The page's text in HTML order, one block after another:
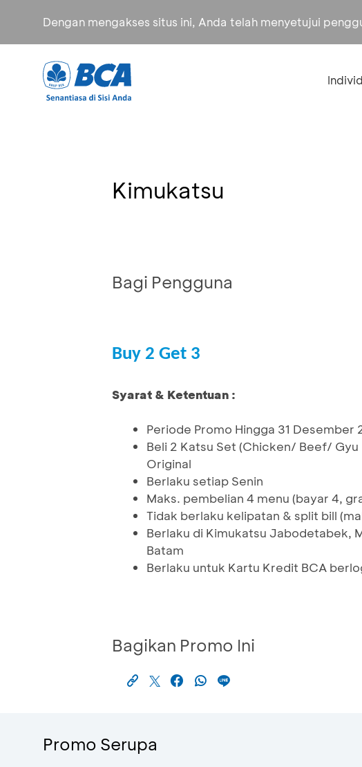
Dengan mengakses situs ini, Anda telah menyetujui
Kimukatsu
Bagi Pengguna
Buy 2 Get 3
Syarat & Ketentuan :
Periode Promo Hingga 31 Desember
Beli 2 Katsu Set (Chicken/ Beef/
Original
Berlaku setiap Senin
Maks. pembelian 4 menu (bayar 4,
Tidak berlaku kelipatan & split bill
Berlaku di Kimukatsu Jabodetabek,
Batam
Berlaku untuk Kartu Kredit BCA
Bagikan Promo Ini
Promo Serupa